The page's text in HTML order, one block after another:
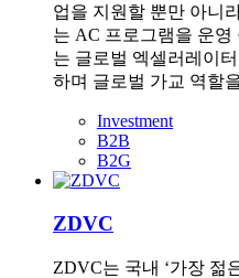
업을 지원할 뿐만 아니
는 AC 프로그램을 운
는 글로벌 엑셀러레이
하며 글로벌 가교 역할
Investment
B2B
B2G
ZDVC
ZDVC는 국내 ‘가장 젊